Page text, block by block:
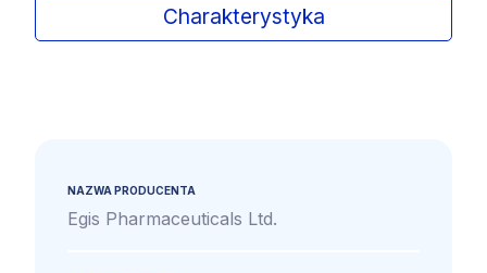
Charakterystyka
NAZWA PRODUCENTA
Egis Pharmaceuticals Ltd.